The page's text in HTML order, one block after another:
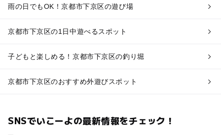
雨の日でもOK！京都市下京区の遊び場
京都市下京区の1日中遊べるスポット
子どもと楽しめる！京都市下京区の釣り堀
京都市下京区のおすすめ外遊びスポット
SNSでいこーよの最新情報をチェック！